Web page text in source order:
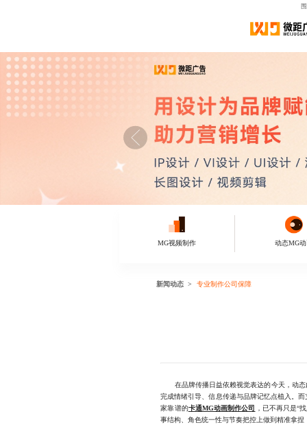
MG视频制作 动态MG
新闻动态 专业制作公司保障
在品牌传播日益依赖视觉表达的今天，动态
完成情绪引导、信息传递与品牌记忆点植入。
家靠谱的卡通MG动画制作公司
，已不再只是“
事结构、角色统一性与节奏把控上做到精准拿捏